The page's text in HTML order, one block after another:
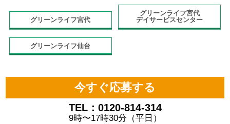
グリーンライフ宮代
グリーンライフ宮代
デイサービスセンター
グリーンライフ仙台
今すぐ応募する
TEL：0120-814-314
9時〜17時30分（平日）